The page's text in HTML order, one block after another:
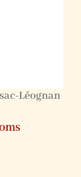
Léognan